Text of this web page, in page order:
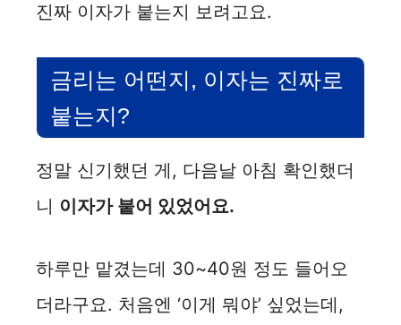
진짜 이자가 붙는지 보려고요.
금리는 어떤지, 이자는 진짜로
붙는지?
정말 신기했던 게, 다음날 아침 확인했더
니 이자가 붙어 있었어요.
하루만 맡겼는데 30~40원 정도 들어오
더라구요. 처음엔 ‘이게 뭐야’ 싶었는데,